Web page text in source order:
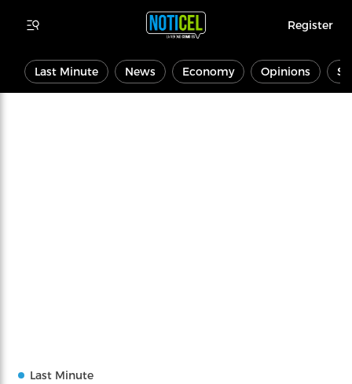
Register
Last Minute News Economy Opinions
Last Minute